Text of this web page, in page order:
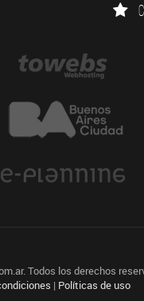
Todos los derechos
| Políticas de uso